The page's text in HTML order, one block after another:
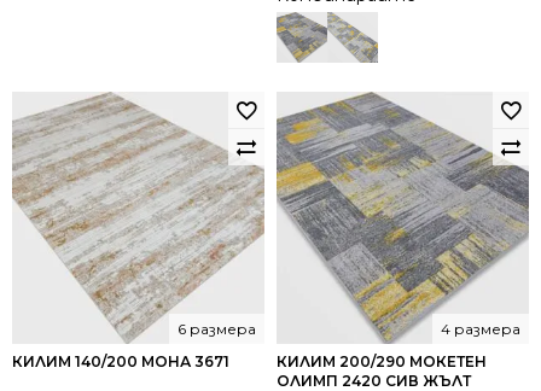
КИЛИМ 140/200 МОНА 3671
6 размера
КИЛИМ 200/290 МОКЕТЕН
ОЛИМП 2420 СИВ ЖЪЛТ
4 размера